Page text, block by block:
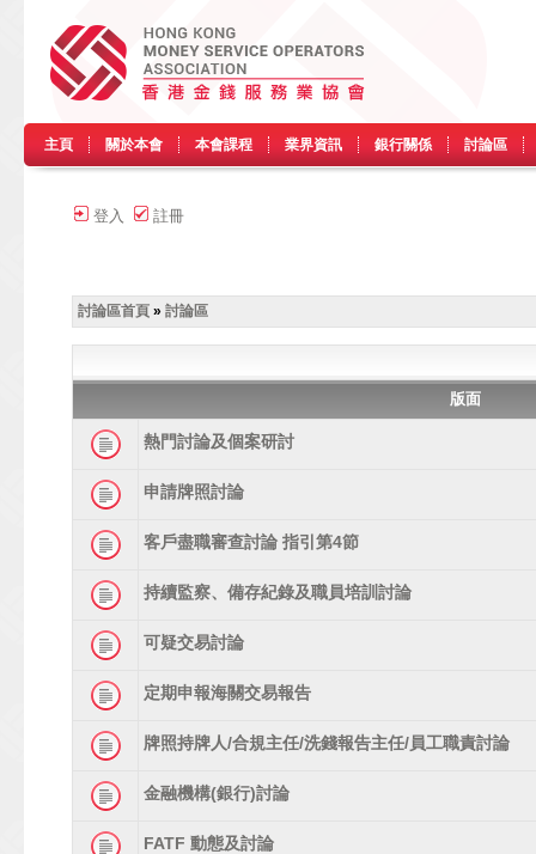
主頁 關於本會 本會課程 業界資訊 銀行關係 討論區
登入 註冊
討論區首頁 » 討論區
版面
熱門討論及個案研討
申請牌照討論
客戶盡職審查討論 指引第4節
持續監察、備存紀錄及職員培訓討論
可疑交易討論
定期申報海關交易報告
牌照持牌人/合規主任/洗錢報告主任/員工職責討論
金融機構(銀行)討論
FATF 動態及討論